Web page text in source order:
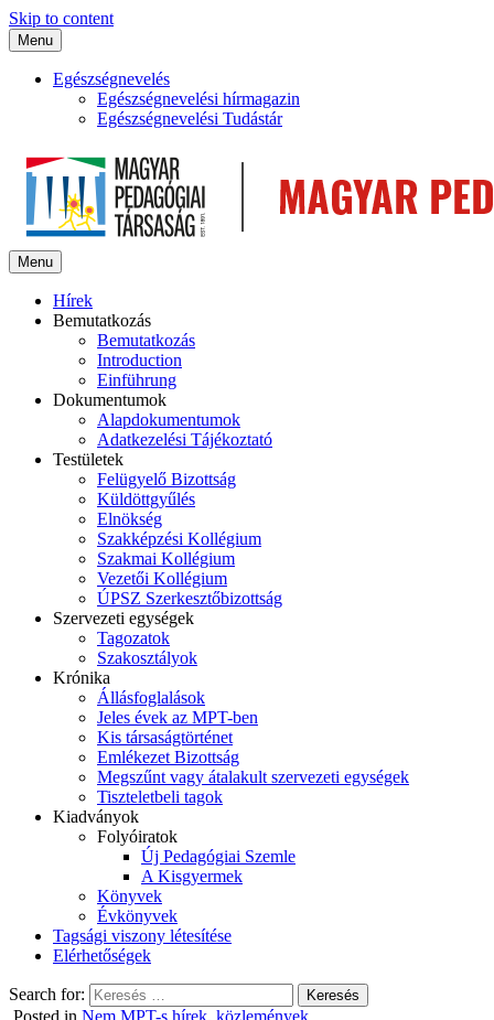
Skip to content
Menu
Egészségnevelés
Egészségnevelési hírmagazin
Egészségnevelési Tudástár
Menu
Hírek
Bemutatkozás
Bemutatkozás
Introduction
Einführung
Dokumentumok
Alapdokumentumok
Adatkezelési Tájékoztató
Testületek
Felügyelő Bizottság
Küldöttgyűlés
Elnökség
Szakképzési Kollégium
Szakmai Kollégium
Vezetői Kollégium
ÚPSZ Szerkesztőbizottság
Szervezeti egységek
Tagozatok
Szakosztályok
Krónika
Állásfoglalások
Jeles évek az MPT-ben
Kis társaságtörténet
Emlékezet Bizottság
Megszűnt vagy átalakult szervezeti egységek
Tiszteletbeli tagok
Kiadványok
Folyóiratok
Új Pedagógiai Szemle
A Kisgyermek
Könyvek
Évkönyvek
Tagsági viszony létesítése
Elérhetőségek
Search for:
Posted in Nem MPT-s hírek, közlemények